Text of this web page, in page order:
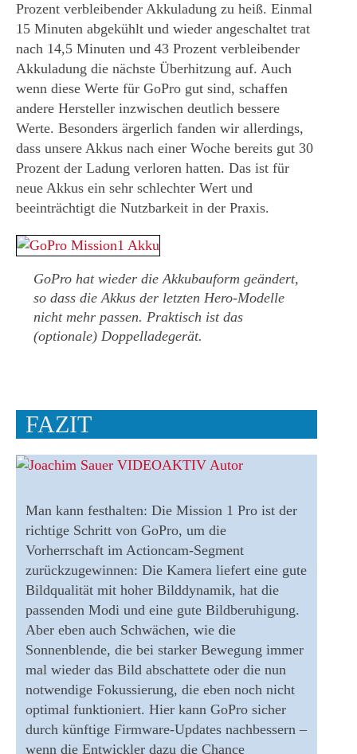
Prozent verbleibender Akkuladung zu heiß. Einmal
15 Minuten abgekühlt und wieder angeschaltet trat
nach 14,5 Minuten und 43 Prozent verbleibender
Akkuladung die nächste Überhitzung auf. Auch
wenn diese Werte für GoPro gut sind, schaffen
andere Hersteller inzwischen deutlich bessere
Werte. Besonders ärgerlich fanden wir allerdings,
dass unsere Akkus nach einer Woche bereits gut 30
Prozent der Ladung verloren hatten. Das ist für
neue Akkus ein sehr schlechter Wert und
beeinträchtigt die Nutzbarkeit in der Praxis.
GoPro hat wieder die Akkubauform geändert,
so dass die Akkus der letzten Hero-Modelle
nicht mehr passen. Praktisch ist das
(optionale) Doppelladegerät.
FAZIT
Man kann festhalten: Die Mission 1 Pro ist der
richtige Schritt von GoPro, um die
Vorherrschaft im Actioncam-Segment
zurückzugewinnen: Die Kamera liefert eine gute
Bildqualität mit hoher Bilddynamik, hat die
passenden Modi und eine gute Bildberuhigung.
Aber eben auch Schwächen, wie die
Sonnenblende, die bei starker Bewegung immer
mal wieder das Bild abschattete oder die nun
notwendige Fokussierung, die eben noch nicht
optimal funktioniert. Hier kann GoPro sicher
durch künftige Firmware-Updates nachbessern –
wenn die Entwickler dazu die Chance